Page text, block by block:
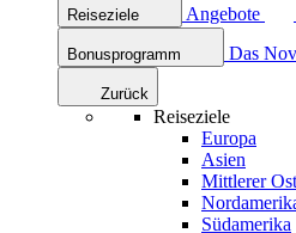
Reiseziele Angebote
Bonusprogramm Das
Zurück
Reiseziele
Europa
Asien
Mittlerer
Südamerika